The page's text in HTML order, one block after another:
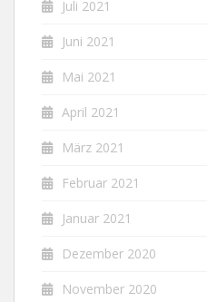
Juli 2021
Juni 2021
Mai 2021
April 2021
März 2021
Februar 2021
Januar 2021
Dezember 2020
November 2020